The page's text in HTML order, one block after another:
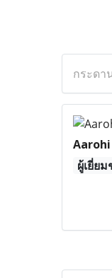
กระดา
ผู้เยี่ย